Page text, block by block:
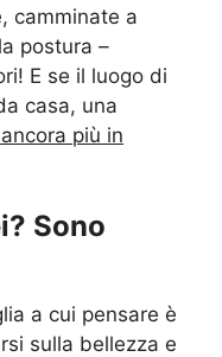
camminate a
postura –
E se il luogo di
casa, una
più in
Sono
a cui pensare è
sulla bellezza e